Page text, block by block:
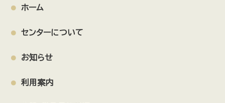
ホーム
センターについて
お知らせ
利用案内